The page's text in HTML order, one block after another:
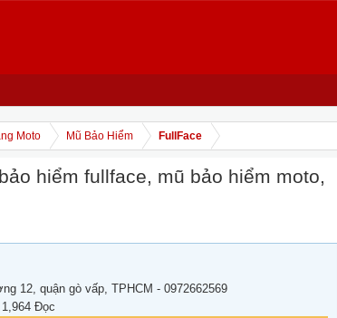
Moto Mũ Bảo Hiểm FullFace
hiểm fullface, mũ bảo hiểm moto,
12, quận gò vấp, TPHCM - 0972662569
Đọc